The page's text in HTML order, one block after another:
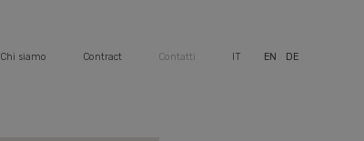
Chi siamo Contract Contatti IT EN DE